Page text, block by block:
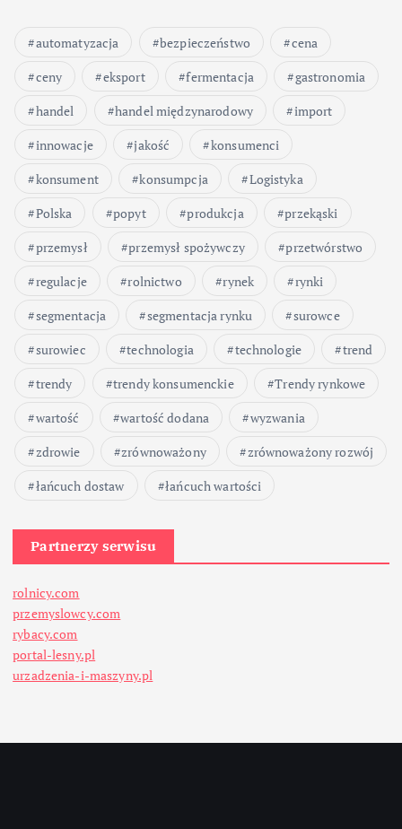
automatyzacja bezpieczeństwo
cena
ceny
eksport fermentacja
gastronomia
handel
handel międzynarodowy
import
innowacje
jakość
konsumenci
konsument
konsumpcja
Logistyka
Polska
popyt produkcja
przekąski
przemysł
przemysł spożywczy
przetwórstwo
regulacje
rolnictwo rynek
rynki
segmentacja
segmentacja rynku
surowce
surowiec
technologia technologie
trend
trendy
trendy konsumenckie
Trendy rynkowe
wartość
wartość dodana
wyzwania
zdrowie
zrównoważony
zrównoważony rozwój
łańcuch dostaw
łańcuch wartości
Partnerzy serwisu
rolnicy.com
przemyslowcy.com
rybacy.com
portal-lesny.pl
urzadzenia-i-maszyny.pl